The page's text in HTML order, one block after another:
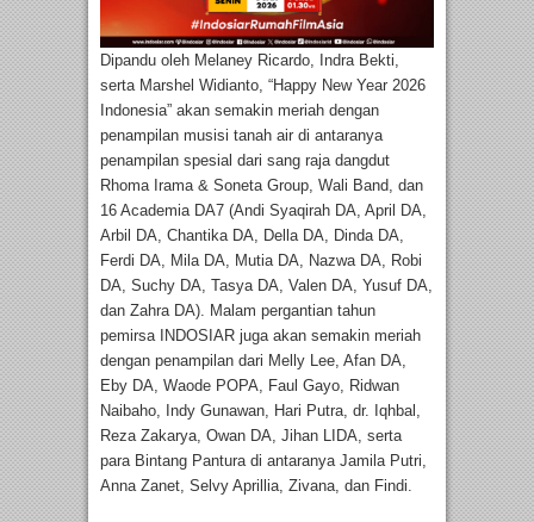
Dipandu oleh Melaney Ricardo, Indra Bekti,
serta Marshel Widianto, “Happy New Year 2026
Indonesia” akan semakin meriah dengan
penampilan musisi tanah air di antaranya
penampilan spesial dari sang raja dangdut
Rhoma Irama & Soneta Group, Wali Band, dan
16 Academia DA7 (Andi Syaqirah DA, April DA,
Arbil DA, Chantika DA, Della DA, Dinda DA,
Ferdi DA, Mila DA, Mutia DA, Nazwa DA, Robi
DA, Suchy DA, Tasya DA, Valen DA, Yusuf DA,
dan Zahra DA). Malam pergantian tahun
pemirsa INDOSIAR juga akan semakin meriah
dengan penampilan dari Melly Lee, Afan DA,
Eby DA, Waode POPA, Faul Gayo, Ridwan
Naibaho, Indy Gunawan, Hari Putra, dr. Iqhbal,
Reza Zakarya, Owan DA, Jihan LIDA, serta
para Bintang Pantura di antaranya Jamila Putri,
Anna Zanet, Selvy Aprillia, Zivana, dan Findi.